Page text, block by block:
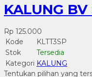
KALUNG
Rp 125.000
Kode
KLTT3SP
Stok
Tersedia
Kategori KALUNG
Tentukan pilihan yang